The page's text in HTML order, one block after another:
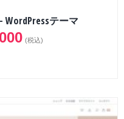
テーマ
(税込)